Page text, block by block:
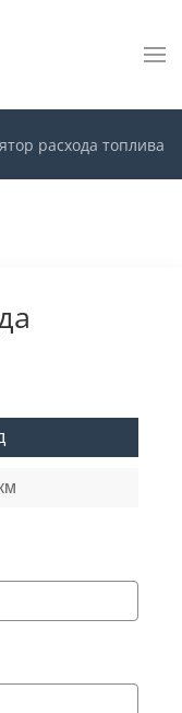
расхода топлива